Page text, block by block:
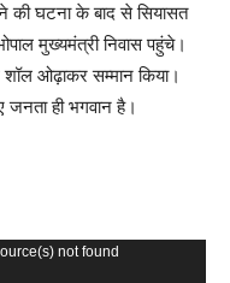
की घटना के बाद से सियासत
मुख्यमंत्री निवास पहुंचे।
ओढ़ाकर सम्मान किया।
ही भगवान है।
not found